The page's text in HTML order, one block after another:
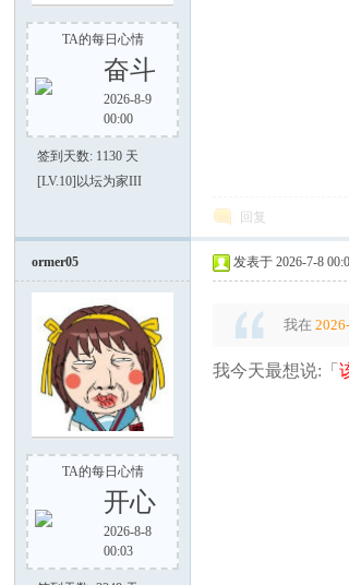
TA的每日心情
奋斗
2026-8-9
00:00
签到天数: 1130 天
[LV.10]以坛为家III
回复
ormer05
TA的每日心情
开心
2026-8-8
00:03
发表于 2026-7-8
我在
我今天最想说:「